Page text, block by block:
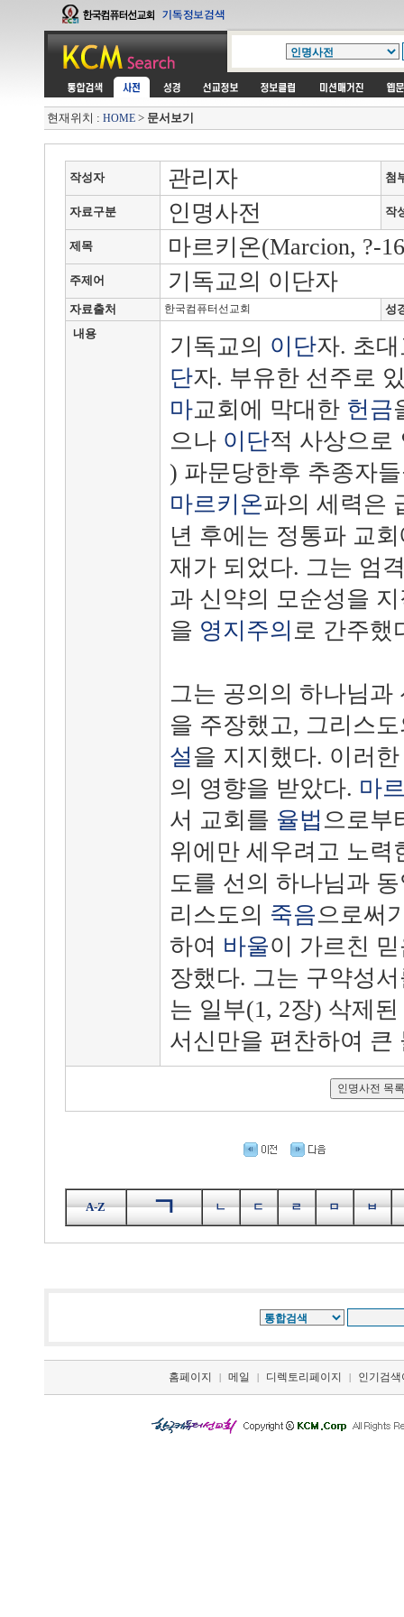
현재위치 : HOME > 문서보기
작성자 관리자 첨
자료구분 인명사전 작
제목 마르키온(Marcion, ?-
주제어 기독교의 이단자
자료출처 한국컴퓨터선교회
성
내용
기독교의 이단자. 초
단자. 부유한 선주로
마교회에 막대한 헌금
으나 이단적 사상으로
) 파문당한후 추종자
마르키온파의 세력은
년 후에는 정통파 교
재가 되었다. 그는 엄
과 신약의 모순성을
을 영지주의 로 간주했
그는 공의의 하나님
을 주장했고, 그리스
설 을 지지했다. 이러
의 영향을 받았다. 마
서 교회를 율법 으로부
위에만 세우려고 노력
도를 선의 하나님과
리스도의 죽음으로써
하여 바울이 가르친
장했다. 그는 구약성
는 일부(1, 2장) 삭제
서신만을 편찬하여 큰
A-Z ㄱ ㄴ ㄷ ㄹ ㅁ ㅂ
홈페이지 | 메일 | 디렉토리페이지 | 인기검색